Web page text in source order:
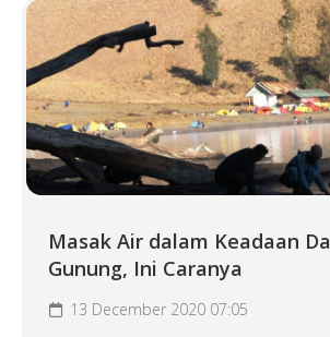
Masak Air dalam Keadaan
Gunung, Ini Caranya
13 December 2020 07:05